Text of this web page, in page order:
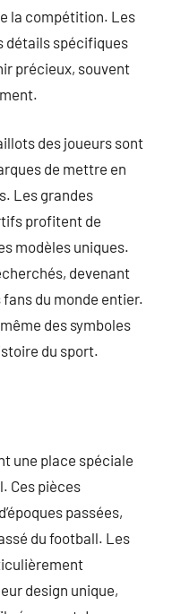
la compétition. Les
détails spécifiques
précieux, souvent
des joueurs sont
de mettre en
Les grandes
profitent de
modèles uniques.
devenant
du monde entier.
des symboles
du sport.
une place spéciale
Ces pièces
passées,
du football. Les
design unique,